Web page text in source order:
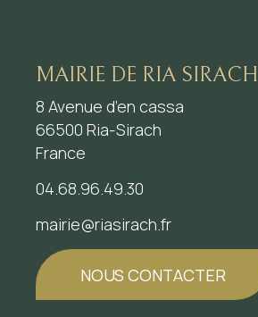
MAIRIE DE RIA SIRACH
8 Avenue d’en cassa
66500 Ria-Sirach
France
04.68.96.49.30
mairie@riasirach.fr
NOUS CONTACTER